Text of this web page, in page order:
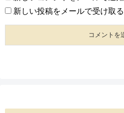
新しい投稿をメールで受け取る